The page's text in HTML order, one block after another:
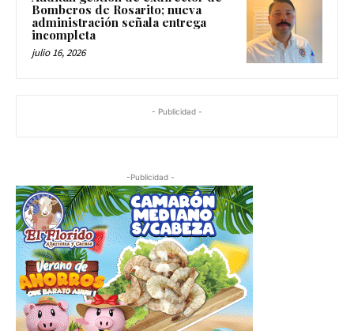
Bomberos de Rosarito; nueva
administración señala entrega
incompleta
julio 16, 2026
- Publicidad -
-Publicidad -